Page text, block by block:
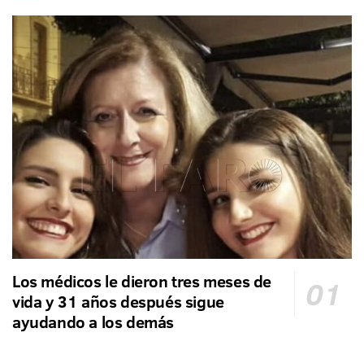
Los médicos le dieron tres meses de
vida y 31 años después sigue
ayudando a los demás